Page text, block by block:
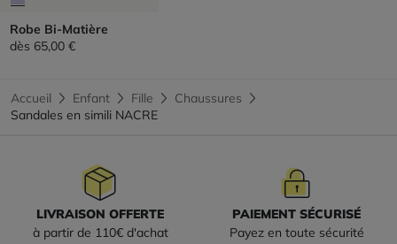
Robe Bi-Matière
dès 65,00 €
Accueil Enfant Fille
Chaussures
Sandales en simili NACRE
LIVRAISON OFFERTE
à partir de 110€ d'achat
PAIEMENT SÉCURISÉ
Payez en toute sécurité